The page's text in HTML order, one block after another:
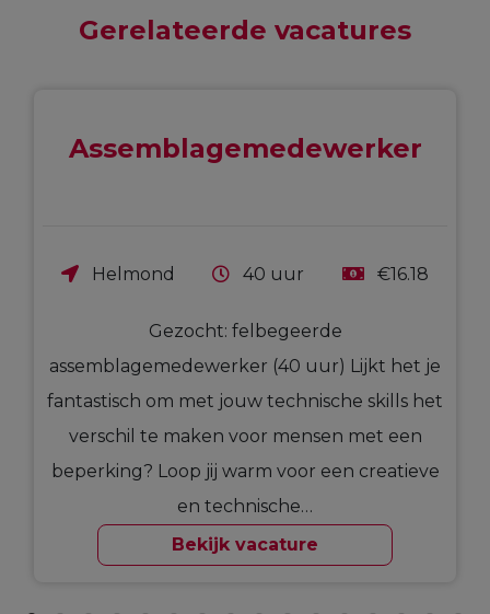
Gerelateerde vacatures
Assemblagemedewerker
Helmond 40 uur €16.18
Gezocht: felbegeerde
assemblagemedewerker (40 uur) Lijkt het je
fantastisch om met jouw technische skills het
verschil te maken voor mensen met een
beperking? Loop jij warm voor een creatieve
en technische…
Bekijk vacature